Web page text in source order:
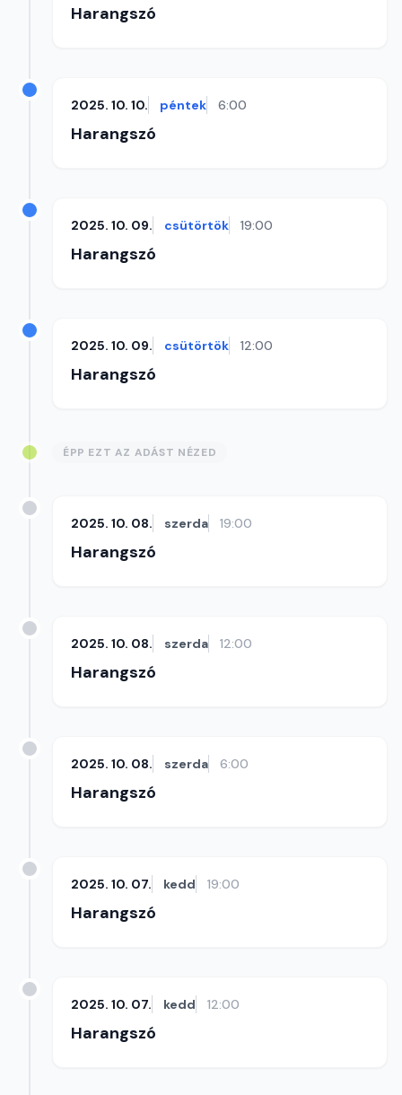
Harangszó
2025. 10. 10. péntek 6:00
Harangszó
2025. 10. 09. csütörtök 19:00
Harangszó
2025. 10. 09. csütörtök 12:00
Harangszó
ÉPP EZT AZ ADÁST NÉZED
2025. 10. 08. szerda 19:00
Harangszó
2025. 10. 08. szerda 12:00
Harangszó
2025. 10. 08. szerda 6:00
Harangszó
2025. 10. 07. kedd 19:00
Harangszó
2025. 10. 07. kedd 12:00
Harangszó